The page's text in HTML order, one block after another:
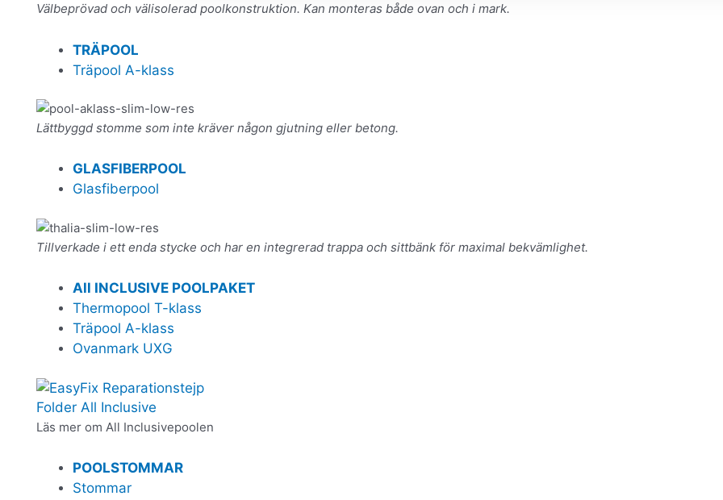
Välbeprövad och välisolerad poolkonstruktion. Kan monteras både ovan och i mark.
TRÄPOOL
Träpool A-klass
Lättbyggd stomme som inte kräver någon gjutning eller betong.
GLASFIBERPOOL
Glasfiberpool
Tillverkade i ett enda stycke och har en integrerad trappa och sittbänk för maximal bekvämlighet.
All INCLUSIVE POOLPAKET
Thermopool T-klass
Träpool A-klass
Ovanmark UXG
Folder All Inclusive
Läs mer om All Inclusivepoolen
POOLSTOMMAR
Stommar